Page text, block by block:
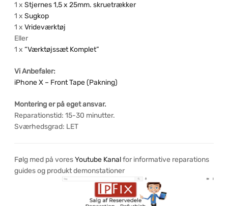
1 x Stjernes 1,5 x 25mm. skruetrækker
1 x Sugkop
1 x Vrideværktøj
Eller
1 x “Værktøjssæt Komplet”
Vi Anbefaler:
iPhone X – Front Tape (Pakning)
Montering er på eget ansvar.
Reparationstid: 15-30 minutter.
Sværhedsgrad: LET
Følg med på voresYoutube Kanalfor informative reparations
guides og produkt demonstationer